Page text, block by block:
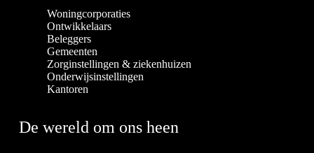
Woningcorporaties
Ontwikkelaars
Beleggers
Gemeenten
Zorginstellingen & ziekenhuizen
Onderwijsinstellingen
Kantoren
De wereld om ons heen